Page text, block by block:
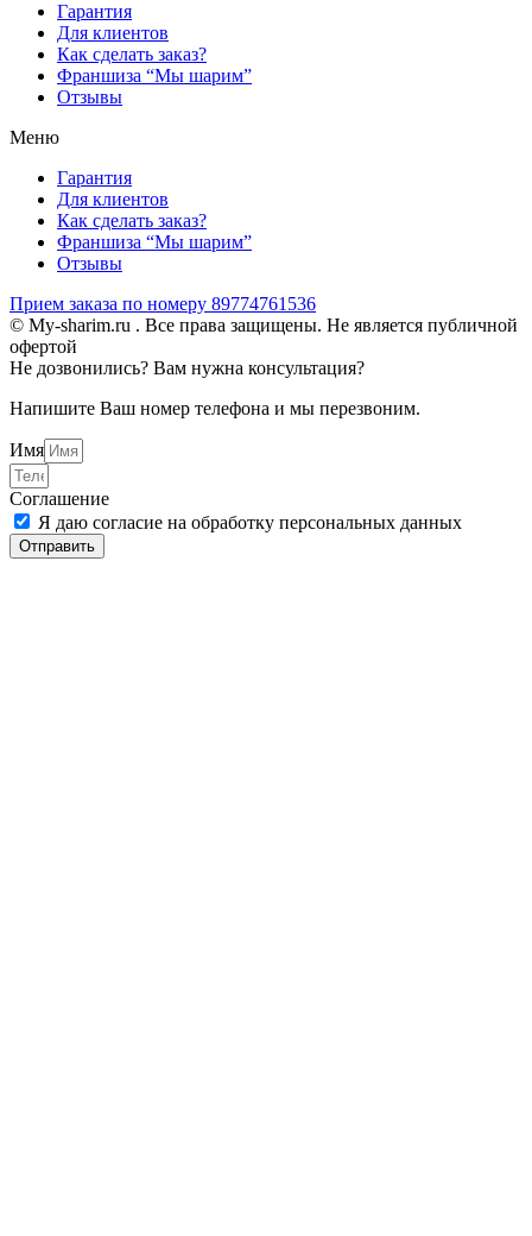
Гарантия
Для клиентов
Как сделать заказ?
Франшиза “Мы шарим”
Отзывы
Меню
Гарантия
Для клиентов
Как сделать заказ?
Франшиза “Мы шарим”
Отзывы
Прием заказа по номеру 89774761536
© My-sharim.ru . Все права защищены. Не является публичной
офертой
Не дозвонились? Вам нужна консультация?
Напишите Ваш номер телефона и мы перезвоним.
Имя
Соглашение
Я даю согласие на обработку персональных данных
Отправить